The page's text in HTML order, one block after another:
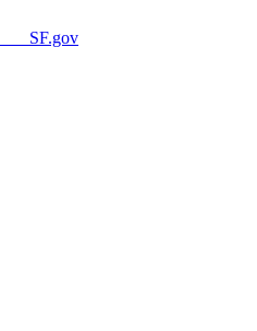
SF.gov